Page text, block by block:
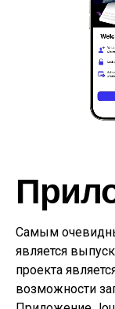
Самым
является
проекта
возможности